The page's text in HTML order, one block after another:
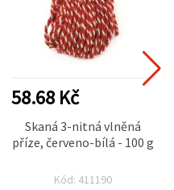
58.68 Kč
Skaná 3-nitná vlněná
příze, červeno-bílá - 100 g
Kód: 411190